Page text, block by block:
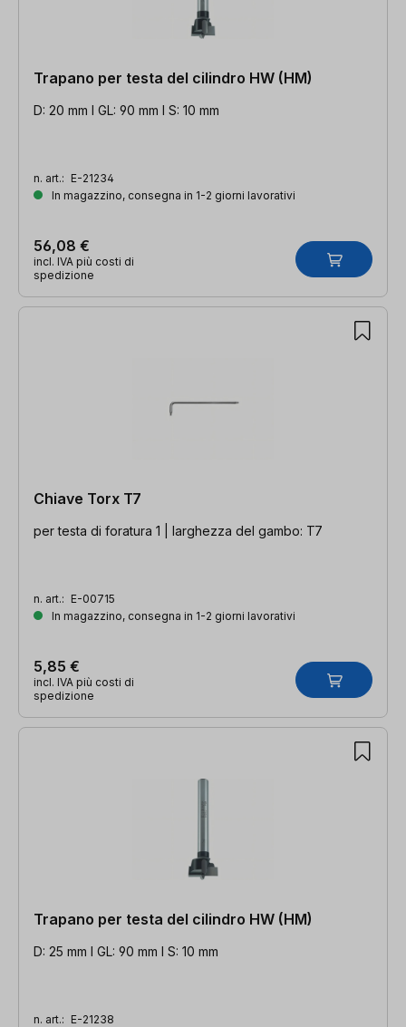
Trapano per testa del cilindro HW (HM)
D: 20 mm l GL: 90 mm l S: 10 mm
n. art.: E-21234
In magazzino, consegna in 1-2 giorni lavorativi
56,08 €
incl. IVA più costi di
spedizione
Chiave Torx T7
per testa di foratura 1 | larghezza del gambo: T7
n. art.: E-00715
In magazzino, consegna in 1-2 giorni lavorativi
5,85 €
incl. IVA più costi di
spedizione
Trapano per testa del cilindro HW (HM)
D: 25 mm l GL: 90 mm l S: 10 mm
n. art.: E-21238